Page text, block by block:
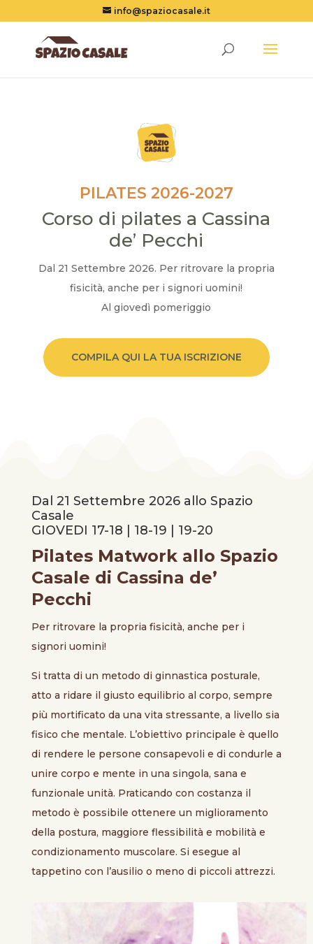
info@spaziocasale.it
PILATES 2026-2027
Corso di pilates a Cassina
de’ Pecchi
Dal 21 Settembre 2026. Per ritrovare la propria
fisicità, anche per i signori uomini!
Al giovedì pomeriggio
COMPILA QUI LA TUA ISCRIZIONE
Dal 21 Settembre 2026 allo Spazio
Casale
GIOVEDI 17-18 | 18-19 | 19-20
Pilates Matwork allo Spazio
Casale di Cassina de’
Pecchi
Per ritrovare la propria fisicità, anche per i
signori uomini!
Si tratta di un metodo di ginnastica posturale,
atto a ridare il giusto equilibrio al corpo, sempre
più mortificato da una vita stressante, a livello sia
fisico che mentale. L’obiettivo principale è quello
di rendere le persone consapevoli e di condurle a
unire corpo e mente in una singola, sana e
funzionale unità. Praticando con costanza il
metodo è possibile ottenere un miglioramento
della postura, maggiore flessibilità e mobilità e
condizionamento muscolare. Si esegue al
tappetino con l’ausilio o meno di piccoli attrezzi.